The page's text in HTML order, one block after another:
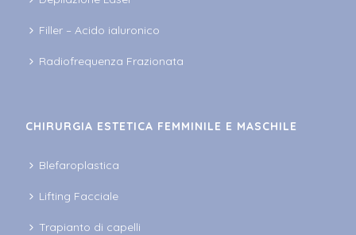
Filler – Acido ialuronico
Radiofrequenza Frazionata
CHIRURGIA ESTETICA FEMMINILE E MASCHILE
Blefaroplastica
Lifting Facciale
Trapianto di capelli